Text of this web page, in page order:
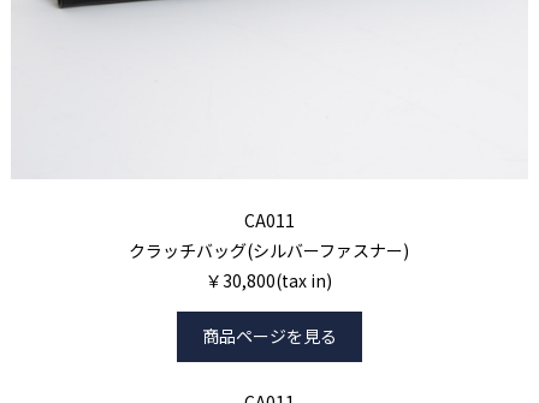
CA011
クラッチバッグ(シルバーファスナー)
￥30,800(tax in)
商品ページを見る